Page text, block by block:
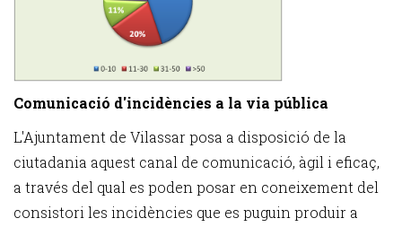
Comunicació d'incidències a la via pública
L'Ajuntament de Vilassar posa a disposició de la
ciutadania aquest canal de comunicació, àgil i eficaç,
a través del qual es poden posar en coneixement del
consistori les incidències que es puguin produir a